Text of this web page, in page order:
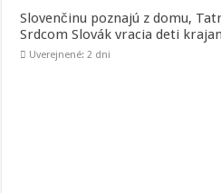
Slovenčinu poznajú z domu,
Srdcom Slovák vracia deti
Uverejnené: 2 dni